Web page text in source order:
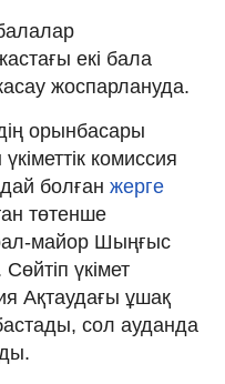
екі бала
жоспарлануда.
орынбасары
комиссия
болған жерге
төтенше
майор Шыңғыс
Сөйтіп үкімет
Ақтаудағы ұшақ
сол ауданда